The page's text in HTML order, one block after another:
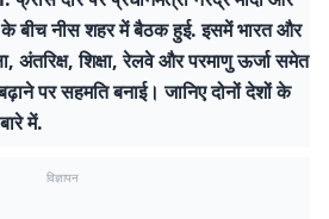
के बीच नीस शहर में बैठक हुई. इसमें भारत और
अंतरिक्ष, शिक्षा, रेलवे और परमाणु ऊर्जा समेत
पर सहमति बनाई। जानिए दोनों देशों के
में.
विज्ञापन